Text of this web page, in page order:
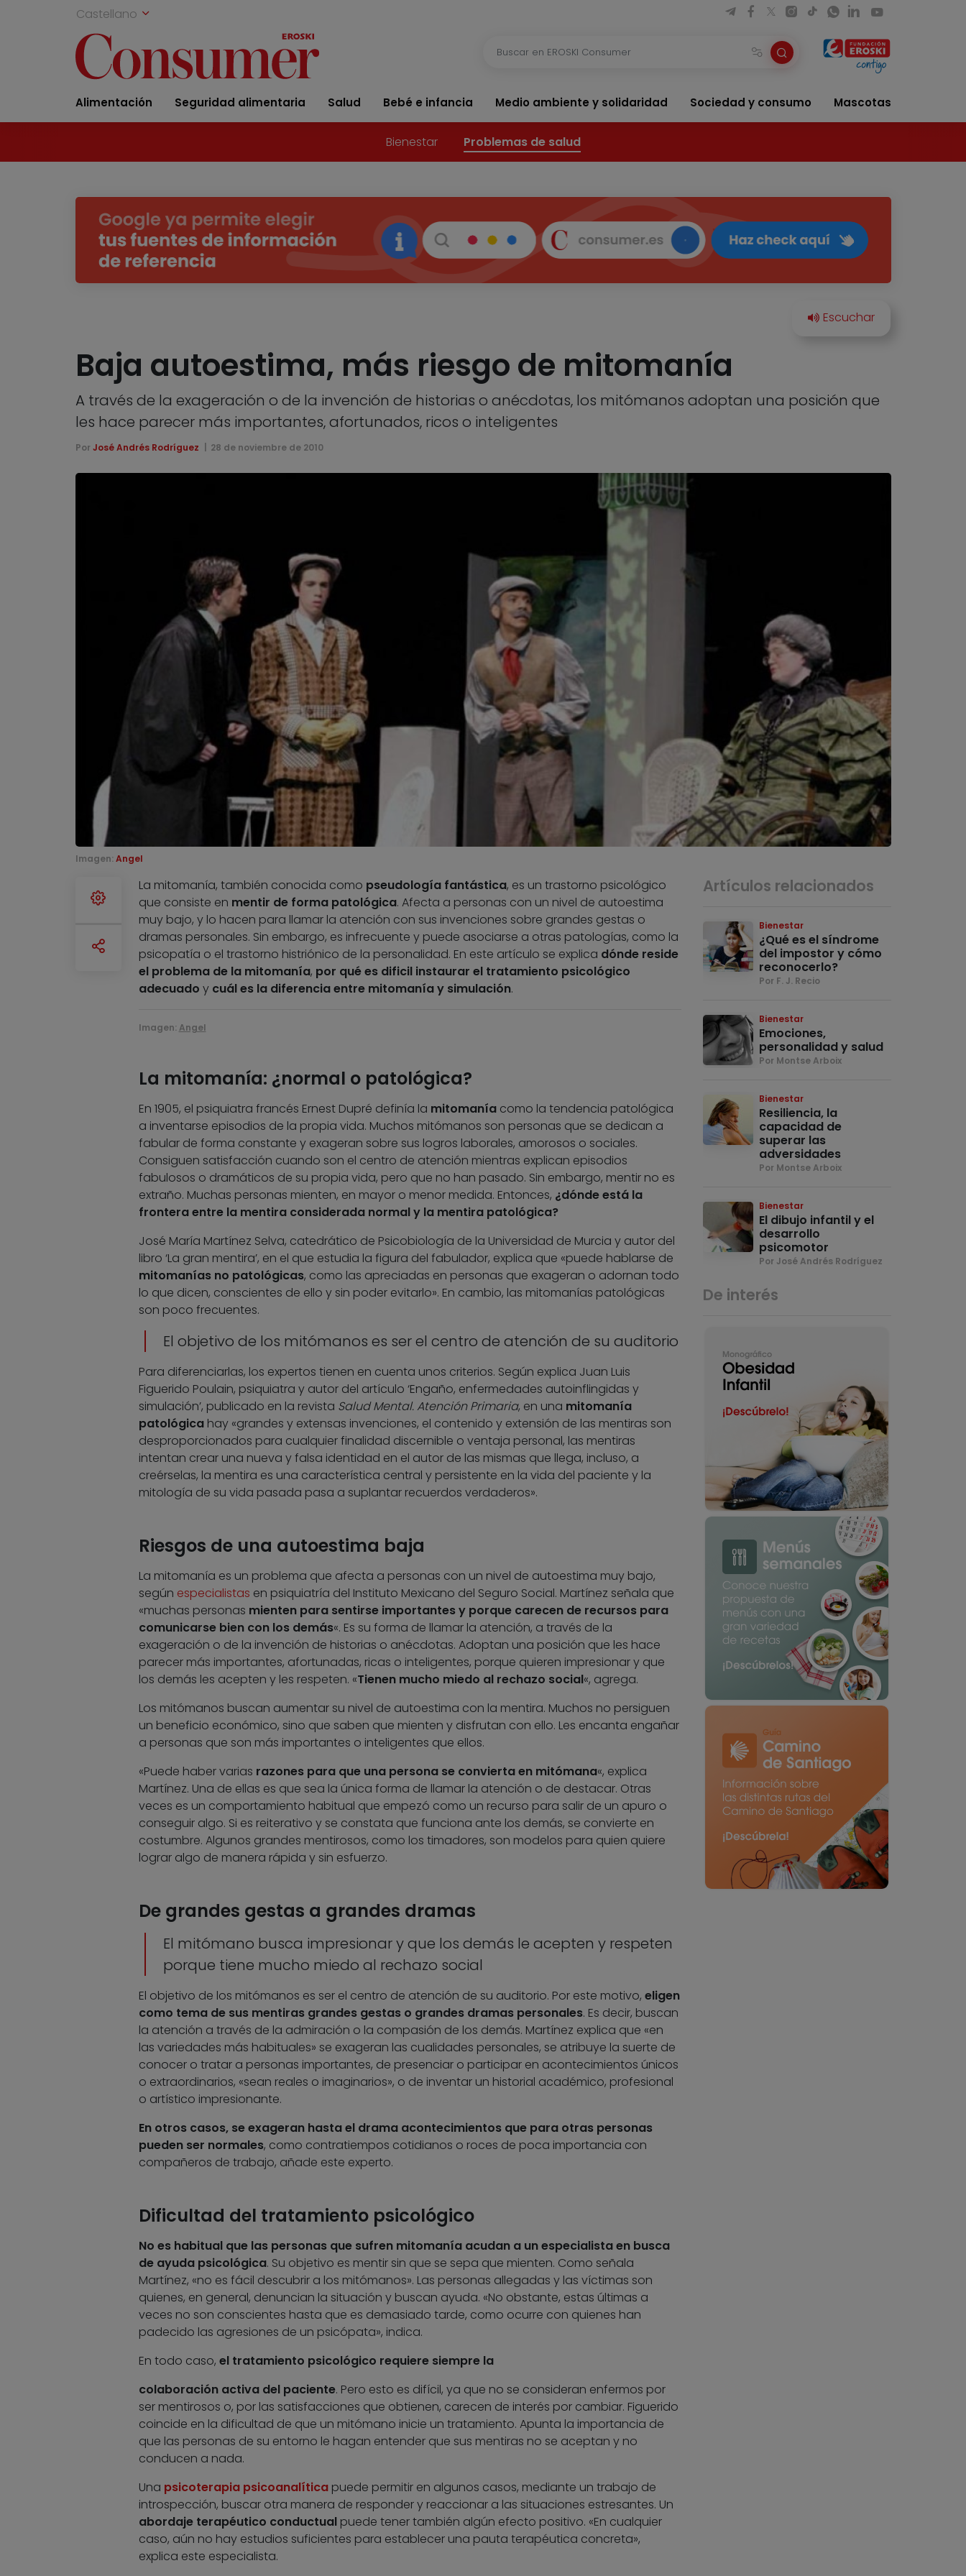
Castellano
Alimentación Seguridad alimentaria Salud Bebé e infancia Medio ambiente y solidaridad Sociedad y consumo Mascotas
Bienestar Problemas de salud
Baja autoestima, más riesgo de mitomanía
A través de la exageración o de la invención de historias o anécdotas, los mitómanos adoptan una posición que
les hace parecer más importantes, afortunados, ricos o inteligentes
Por José Andrés Rodríguez 28 de noviembre de 2010
Imagen: Angel
La mitomanía, también conocida como pseudología fantástica, es un trastorno psicológico
que consiste en mentir de forma patológica. Afecta a personas con un nivel de autoestima
muy bajo, y lo hacen para llamar la atención con sus invenciones sobre grandes gestas o
dramas personales. Sin embargo, es infrecuente y puede asociarse a otras patologías, como la
psicopatía o el trastorno histriónico de la personalidad. En este artículo se explica dónde reside
el problema de la mitomanía, por qué es dificil instaurar el tratamiento psicológico
adecuado y cuál es la diferencia entre mitomanía y simulación.
Imagen: Angel
La mitomanía: ¿normal o patológica?
En 1905, el psiquiatra francés Ernest Dupré definía la mitomaníacomo la tendencia patológica
a inventarse episodios de la propia vida. Muchos mitómanos son personas que se dedican a
fabular de forma constante y exageran sobre sus logros laborales, amorosos o sociales.
Consiguen satisfacción cuando son el centro de atención mientras explican episodios
fabulosos o dramáticos de su propia vida, pero que no han pasado. Sin embargo, mentir no es
extraño. Muchas personas mienten, en mayor o menor medida. Entonces, ¿dónde está la
frontera entre la mentira considerada normal y la mentira patológica?
José María Martínez Selva, catedrático de Psicobiología de la Universidad de Murcia y autor del
libro ‘La gran mentira’, en el que estudia la figura del fabulador, explica que «puede hablarse de
mitomanías no patológicas, como las apreciadas en personas que exageran o adornan todo
lo que dicen, conscientes de ello y sin poder evitarlo». En cambio, las mitomanías patológicas
son poco frecuentes.
El objetivo de los mitómanos es ser el centro de atención de su auditorio
Para diferenciarlas, los expertos tienen en cuenta unos criterios. Según explica Juan Luis
Figuerido Poulain, psiquiatra y autor del artículo ‘Engaño, enfermedades autoinflingidas y
simulación’, publicado en la revista Salud Mental. Atención Primaria, en una mitomanía
patológicahay «grandes y extensas invenciones, el contenido y extensión de las mentiras son
desproporcionados para cualquier finalidad discernible o ventaja personal, las mentiras
intentan crear una nueva y falsa identidad en el autor de las mismas que llega, incluso, a
creérselas, la mentira es una característica central y persistente en la vida del paciente y la
mitología de su vida pasada pasa a suplantar recuerdos verdaderos».
Riesgos de una autoestima baja
La mitomanía es un problema que afecta a personas con un nivel de autoestima muy bajo,
según especialistas en psiquiatría del Instituto Mexicano del Seguro Social. Martínez señala que
«muchas personas mienten para sentirse importantes y porque carecen de recursos para
comunicarse bien con los demás«. Es su forma de llamar la atención, a través de la
exageración o de la invención de historias o anécdotas. Adoptan una posición que les hace
parecer más importantes, afortunadas, ricas o inteligentes, porque quieren impresionar y que
los demás les acepten y les respeten. «Tienen mucho miedo al rechazo social«, agrega.
Los mitómanos buscan aumentar su nivel de autoestima con la mentira. Muchos no persiguen
un beneficio económico, sino que saben que mienten y disfrutan con ello. Les encanta engañar
a personas que son más importantes o inteligentes que ellos.
«Puede haber varias razones para que una persona se convierta en mitómana«, explica
Martínez. Una de ellas es que sea la única forma de llamar la atención o de destacar. Otras
veces es un comportamiento habitual que empezó como un recurso para salir de un apuro o
conseguir algo. Si es reiterativo y se constata que funciona ante los demás, se convierte en
costumbre. Algunos grandes mentirosos, como los timadores, son modelos para quien quiere
lograr algo de manera rápida y sin esfuerzo.
De grandes gestas a grandes dramas
El mitómano busca impresionar y que los demás le acepten y respeten
porque tiene mucho miedo al rechazo social
El objetivo de los mitómanos es ser el centro de atención de su auditorio. Por este motivo, eligen
como tema de sus mentiras grandes gestas o grandes dramas personales. Es decir, buscan
la atención a través de la admiración o la compasión de los demás. Martínez explica que «en
las variedades más habituales» se exageran las cualidades personales, se atribuye la suerte de
conocer o tratar a personas importantes, de presenciar o participar en acontecimientos únicos
o extraordinarios, «sean reales o imaginarios», o de inventar un historial académico, profesional
o artístico impresionante.
En otros casos, se exageran hasta el drama acontecimientos que para otras personas
pueden ser normales, como contratiempos cotidianos o roces de poca importancia con
compañeros de trabajo, añade este experto.
Dificultad del tratamiento psicológico
No es habitual que las personas que sufren mitomanía acudan a un especialista en busca
de ayuda psicológica. Su objetivo es mentir sin que se sepa que mienten. Como señala
Martínez, «no es fácil descubrir a los mitómanos». Las personas allegadas y las víctimas son
quienes, en general, denuncian la situación y buscan ayuda. «No obstante, estas últimas a
veces no son conscientes hasta que es demasiado tarde, como ocurre con quienes han
padecido las agresiones de un psicópata», indica.
En todo caso, el tratamiento psicológico requiere siempre la
colaboración activa del paciente. Pero esto es difícil, ya que no se consideran enfermos por
ser mentirosos o, por las satisfacciones que obtienen, carecen de interés por cambiar. Figuerido
coincide en la dificultad de que un mitómano inicie un tratamiento. Apunta la importancia de
que las personas de su entorno le hagan entender que sus mentiras no se aceptan y no
conducen a nada.
Una psicoterapia psicoanalíticapuede permitir en algunos casos, mediante un trabajo de
introspección, buscar otra manera de responder y reaccionar a las situaciones estresantes. Un
abordaje terapéutico conductualpuede tener también algún efecto positivo. «En cualquier
caso, aún no hay estudios suficientes para establecer una pauta terapéutica concreta»,
explica este especialista.
Artículos relacionados
Bienestar
¿Qué es el síndrome
del impostor y cómo
reconocerlo?
Por F. J. Recio
Bienestar
Emociones,
personalidad y salud
Por Montse Arboix
Bienestar
Resiliencia, la
capacidad de
superar las
adversidades
Por Montse Arboix
Bienestar
El dibujo infantil y el
desarrollo
psicomotor
Por José Andrés Rodríguez
De interés